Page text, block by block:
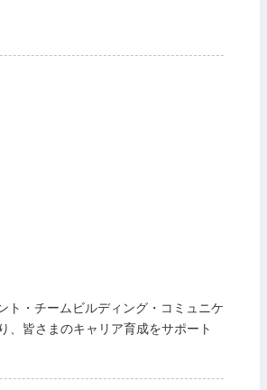
ト・チームビルディング・コミュニケ
、皆さまのキャリア育成をサポート